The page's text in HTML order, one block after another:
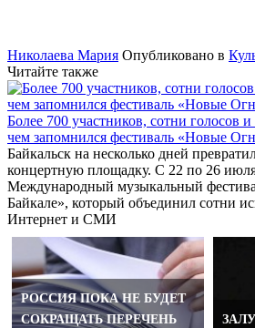
Николаева Мария Опубликовано в
Читайте также
Более 700 участников, сотни голосов
чем запомнился фестиваль «Новые
Байкальск на несколько дней
концертную площадку. С 22 по 26
Международный музыкальный
Байкале», который объединил сотни
Интернет и СМИ
РОССИЯ ПОКА НЕ БУДЕТ
СОКРАЩАТЬ ПЕРЕЧЕНЬ